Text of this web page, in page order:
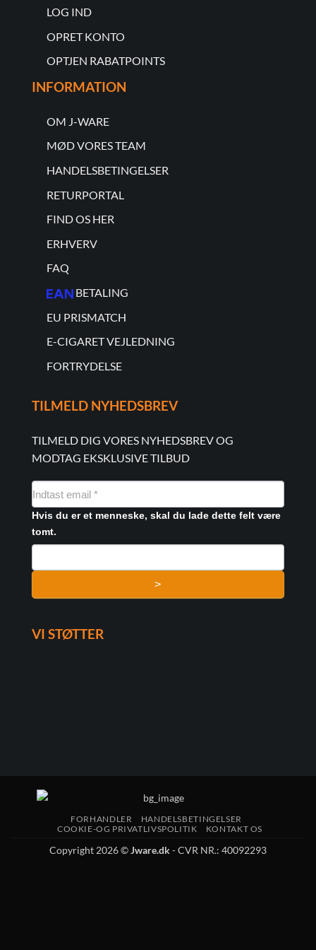
LOG IND
OPRET KONTO
OPTJEN RABATPOINTS
INFORMATION
OM J-WARE
MØD VORES TEAM
HANDELSBETINGELSER
RETURPORTAL
FIND OS HER
ERHVERV
FAQ
BETALING
EU PRISMATCH
E-CIGARET VEJLEDNING
FORTRYDELSE
TILMELD NYHEDSBREV
TILMELD DIG VORES NYHEDSBREV OG
MODTAG EKSKLUSIVE TILBUD
NYHEDSMAIL
FORMULAR
Hvis du er et menneske, skal du lade dette felt være
tomt.
>
VI STØTTER
FORHANDLER
HANDELSBETINGELSER
COOKIE-OG PRIVATLIVSPOLITIK
KONTAKT OS
Copyright 2026 ©Jware.dk- CVR NR.: 40092293